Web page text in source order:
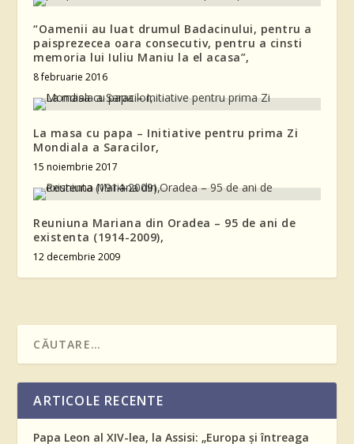
“Oamenii au luat drumul Badacinului, pentru a
paisprezecea oara consecutiv, pentru a cinsti
memoria lui Iuliu Maniu la el acasa”,
8 februarie 2016
La masa cu papa – Initiative pentru prima Zi
Mondiala a Saracilor,
15 noiembrie 2017
Reuniuna Mariana din Oradea – 95 de ani de
existenta (1914-2009),
12 decembrie 2009
ARTICOLE RECENTE
Papa Leon al XIV-lea, la Assisi: „Europa și întreaga